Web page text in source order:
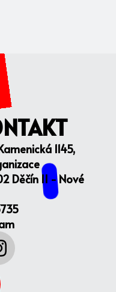
1145,
Děčín II - Nové